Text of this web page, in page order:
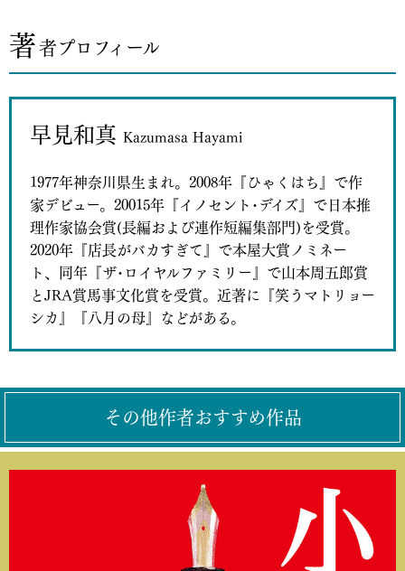
著 者プロフィール
早見和真 Kazumasa Hayami
1977年神奈川県生まれ。2008年『ひゃくはち』で作
家デビュー。20015年『イノセント･デイズ』で日本推
理作家協会賞(長編および連作短編集部門)を受賞。
2020年『店長がバカすぎて』で本屋大賞ノミネー
ト、同年『ザ･ロイヤルファミリー』で山本周五郎賞
とJRA賞馬事文化賞を受賞。近著に『笑うマトリョー
シカ』『八月の母』などがある。
その他作者おすすめ作品